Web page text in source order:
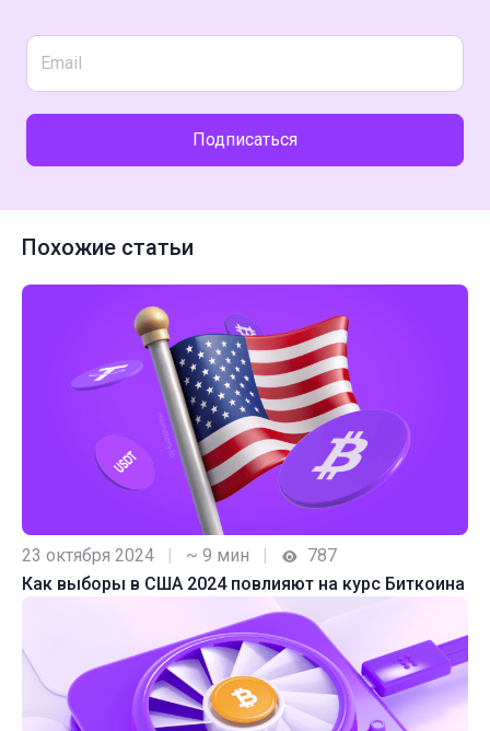
Подписаться
Похожие статьи
23 октября 2024 | ~ 9 мин |
787
Как выборы в США 2024 повлияют на курс Биткоина